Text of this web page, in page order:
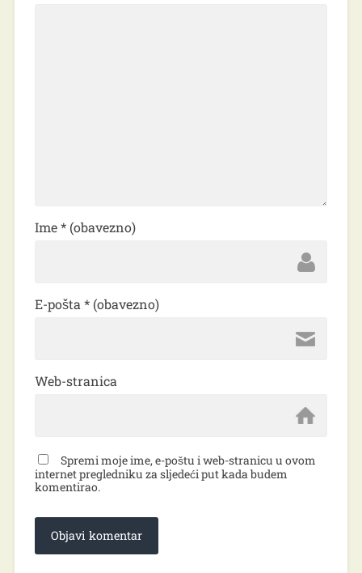
Ime* (obavezno)
E-pošta * (obavezno)
Web-stranica
Spremi moje ime, e-poštu i web-stranicu u ovom
internet pregledniku za sljedeći put kada budem
komentirao.